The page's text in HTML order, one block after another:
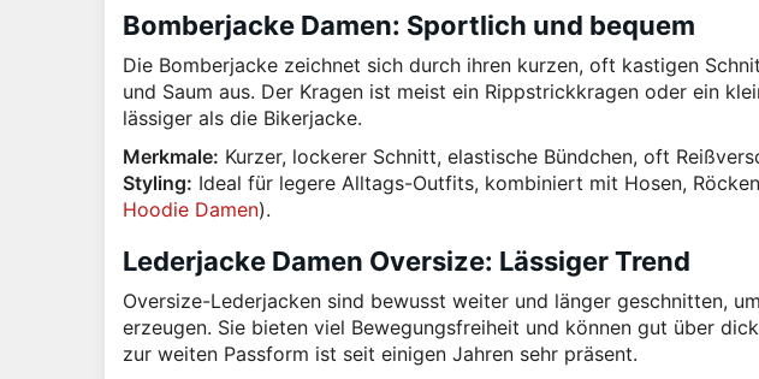
Bomberjacke Damen: Sportlich und bequem
Die Bomberjacke zeichnet sich durch ihren kurzen, oft kastigen
und Saum aus. Der Kragen ist meist ein Rippstrickkragen oder ein
lässiger als die Bikerjacke.
Merkmale: Kurzer, lockerer Schnitt, elastische Bündchen, oft
Styling: Ideal für legere Alltags-Outfits, kombiniert mit Hosen,
Hoodie Damen).
Lederjacke Damen Oversize: Lässiger Trend
Oversize-Lederjacken sind bewusst weiter und länger geschnitten,
erzeugen. Sie bieten viel Bewegungsfreiheit und können gut über
zur weiten Passform ist seit einigen Jahren sehr präsent.